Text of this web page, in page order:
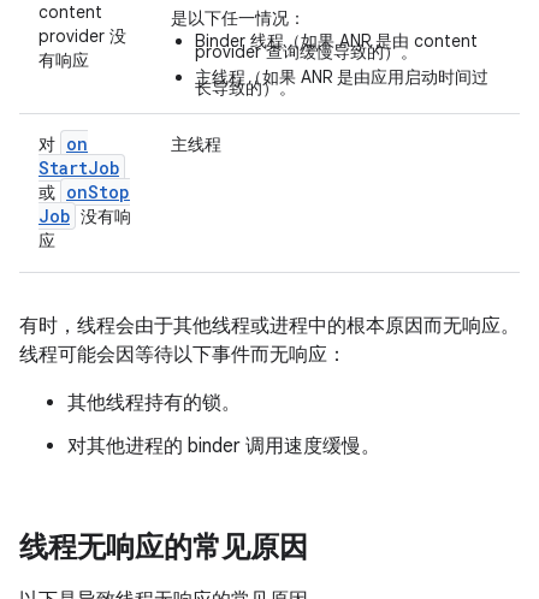
content
provider 没
有响应
是以下任一情况：
Binder 线程（如果 ANR 是由 content
provider 查询缓慢导致的）。
主线程（如果 ANR 是由应用启动时间过
长导致的）。
对 on
StartJob
或 onStop
Job 没有响
应
主线程
有时，线程会由于其他线程或进程中的根本原因而无响应。
线程可能会因等待以下事件而无响应：
其他线程持有的锁。
对其他进程的 binder 调用速度缓慢。
线程无响应的常见原因